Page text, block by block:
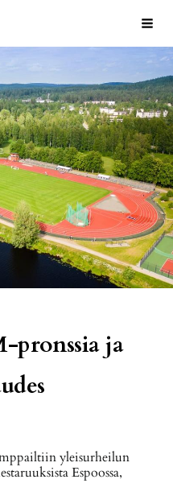
pronssia ja
yleisurheilun
Espoossa,